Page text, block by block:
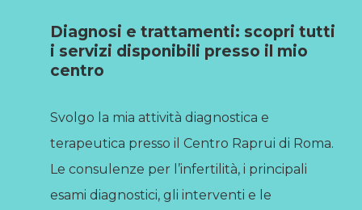
Diagnosi e trattamenti: scopri tutti
i servizi disponibili presso il mio
centro
Svolgo la mia attività diagnostica e
terapeutica presso il Centro Raprui di Roma.
Le consulenze per l’infertilità, i principali
esami diagnostici, gli interventi e le